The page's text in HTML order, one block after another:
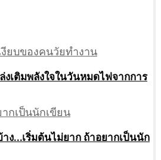
เติมพลังใจในวันหมดไฟจากการ
ง…เริ่มต้นไม่ยาก ถ้าอยากเป็นนัก